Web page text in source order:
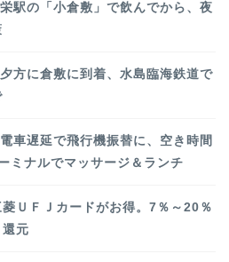
駅の「小倉敷」で飲んでから、夜
方に倉敷に到着、水島臨海鉄道で
車遅延で飛行機振替に、空き時間
ミナルでマッサージ＆ランチ
ＵＦＪカードがお得。7％～20％
元